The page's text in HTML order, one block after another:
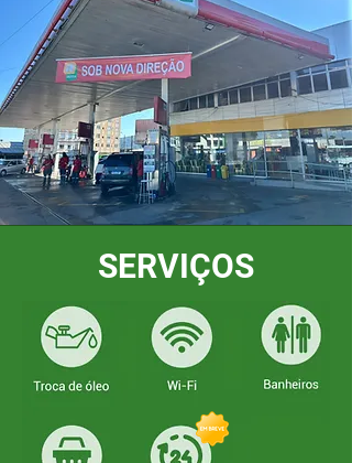
SERVIÇOS